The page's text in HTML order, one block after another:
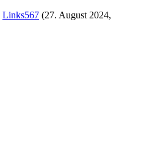
Links567 (27. August 2024,